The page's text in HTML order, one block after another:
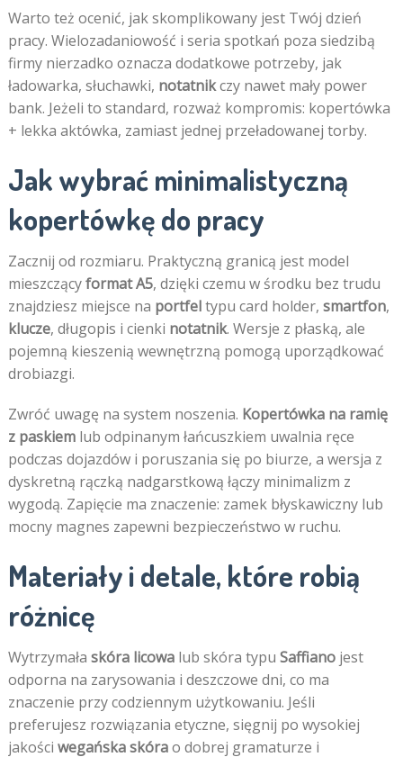
Warto też ocenić, jak skomplikowany jest Twój dzień
pracy. Wielozadaniowość i seria spotkań poza siedzibą
firmy nierzadko oznacza dodatkowe potrzeby, jak
ładowarka, słuchawki, notatnikczy nawet mały power
bank. Jeżeli to standard, rozważ kompromis: kopertówka
+ lekka aktówka, zamiast jednej przeładowanej torby.
Jak wybrać minimalistyczną
kopertówkę do pracy
Zacznij od rozmiaru. Praktyczną granicą jest model
mieszczącyformat A5, dzięki czemu w środku bez trudu
znajdziesz miejsce na portfeltypu card holder, smartfon,
klucze, długopis i cienki notatnik. Wersje z płaską, ale
pojemną kieszenią wewnętrzną pomogą uporządkować
drobiazgi.
Zwróć uwagę na system noszenia. Kopertówka na ramię
z paskiemlub odpinanym łańcuszkiem uwalnia ręce
podczas dojazdów i poruszania się po biurze, a wersja z
dyskretną rączką nadgarstkową łączy minimalizm z
wygodą. Zapięcie ma znaczenie: zamek błyskawiczny lub
mocny magnes zapewni bezpieczeństwo w ruchu.
Materiały i detale, które robią
różnicę
Wytrzymała skóra licowalub skóra typu Saffianojest
odporna na zarysowania i deszczowe dni, co ma
znaczenie przy codziennym użytkowaniu. Jeśli
preferujesz rozwiązania etyczne, sięgnij po wysokiej
jakości wegańska skórao dobrej gramaturze i